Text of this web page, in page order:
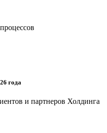
года
и партнеров Холдинга